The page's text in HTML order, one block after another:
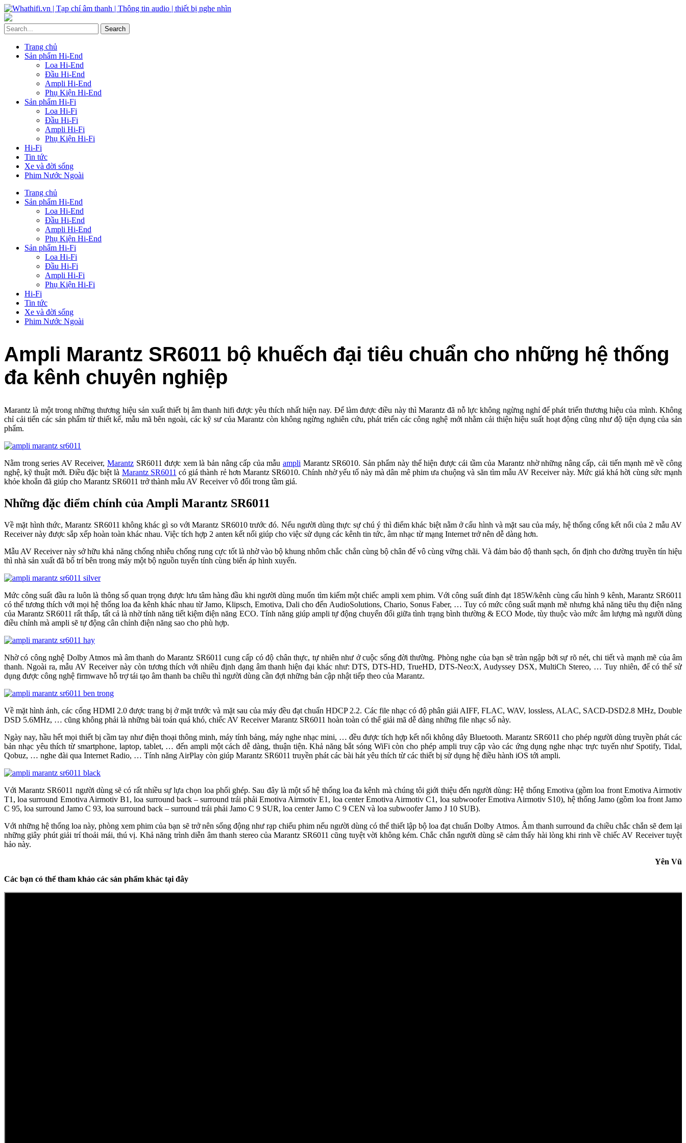
Trang chủ
Sản phẩm Hi-End
Loa Hi-End
Đầu Hi-End
Ampli Hi-End
Phụ Kiện Hi-End
Sản phẩm Hi-Fi
Loa Hi-Fi
Đầu Hi-Fi
Ampli Hi-Fi
Phụ Kiện Hi-Fi
Hi-Fi
Tin tức
Xe và đời sống
Phim Nước Ngoài
Trang chủ
Sản phẩm Hi-End
Loa Hi-End
Đầu Hi-End
Ampli Hi-End
Phụ Kiện Hi-End
Sản phẩm Hi-Fi
Loa Hi-Fi
Đầu Hi-Fi
Ampli Hi-Fi
Phụ Kiện Hi-Fi
Hi-Fi
Tin tức
Xe và đời sống
Phim Nước Ngoài
Ampli Marantz SR6011 bộ khuếch đại tiêu chuẩn cho những hệ thống
đa kênh chuyên nghiệp
Marantz là một trong những thương hiệu sản xuất thiết bị âm thanh hifi được yêu thích nhất hiện nay. Để làm được điều này thì Marantz đã nỗ lực không ngừng nghỉ để phát triển thương hiệu của mình. Không
chỉ cải tiến các sản phẩm từ thiết kế, mẫu mã bên ngoài, các kỹ sư của Marantz còn không ngừng nghiên cứu, phát triển các công nghệ mới nhằm cải thiện hiệu suất hoạt động cũng như độ tiện dụng của sản
phẩm.
Nằm trong series AV Receiver, MarantzSR6011 được xem là bản nâng cấp của mẫu ampli Marantz SR6010. Sản phẩm này thể hiện được cái tầm của Marantz nhờ những nâng cấp, cải tiến mạnh mẽ về công
nghệ, kỹ thuật mới. Điều đặc biệt là Marantz SR6011 có giá thành rẻ hơn Marantz SR6010. Chính nhờ yếu tố này mà dân mê phim ưa chuộng và săn tìm mẫu AV Receiver này. Mức giá khá hời cùng sức mạnh
khỏe khoắn đã giúp cho Marantz SR6011 trở thành mẫu AV Receiver vô đối trong tầm giá.
Những đặc điểm chính của Ampli Marantz SR6011
Về mặt hình thức, Marantz SR6011 không khác gì so với Marantz SR6010 trước đó. Nếu người dùng thực sự chú ý thì điểm khác biệt nằm ở cấu hình và mặt sau của máy, hệ thống cổng kết nối của 2 mẫu AV
Receiver này được sắp xếp hoàn toàn khác nhau. Việc tích hợp 2 anten kết nối giúp cho việc sử dụng các kênh tin tức, âm nhạc từ mạng Internet trở nên dễ dàng hơn.
Mẫu AV Receiver này sở hữu khả năng chống nhiễu chống rung cực tốt là nhờ vào bộ khung nhôm chắc chắn cùng bộ chân đế vô cùng vững chãi. Và đảm bảo độ thanh sạch, ổn định cho đường truyền tín hiệu
thì nhà sản xuất đã bố trí bên trong máy một bộ nguồn tuyến tính cùng biến áp hình xuyến.
Mức công suất đầu ra luôn là thông số quan trọng được lưu tâm hàng đầu khi người dùng muốn tìm kiếm một chiếc ampli xem phim. Với công suất đỉnh đạt 185W/kênh cùng cấu hình 9 kênh, Marantz SR6011
có thể tương thích với mọi hệ thống loa đa kênh khác nhau từ Jamo, Klipsch, Emotiva, Dali cho đến AudioSolutions, Chario, Sonus Faber, … Tuy có mức công suất mạnh mẽ nhưng khả năng tiêu thụ điện năng
của Marantz SR6011 rất thấp, tất cả là nhờ tính năng tiết kiệm điện năng ECO. Tính năng giúp ampli tự động chuyển đổi giữa tình trạng bình thường & ECO Mode, tùy thuộc vào mức âm lượng mà người dùng
điều chỉnh mà ampli sẽ tự động cân chỉnh điện năng sao cho phù hợp.
Nhờ có công nghệ Dolby Atmos mà âm thanh do Marantz SR6011 cung cấp có độ chân thực, tự nhiên như ở cuộc sống đời thường. Phòng nghe của bạn sẽ tràn ngập bởi sự rõ nét, chi tiết và mạnh mẽ của âm
thanh. Ngoài ra, mẫu AV Receiver này còn tương thích với nhiều định dạng âm thanh hiện đại khác như: DTS, DTS-HD, TrueHD, DTS-Neo:X, Audyssey DSX, MultiCh Stereo, … Tuy nhiên, để có thể sử
dụng được công nghệ firmwave hỗ trợ tái tạo âm thanh ba chiều thì người dùng cần đợi những bản cập nhật tiếp theo của Marantz.
Về mặt hình ảnh, các cổng HDMI 2.0 được trang bị ở mặt trước và mặt sau của máy đều đạt chuẩn HDCP 2.2. Các file nhạc có độ phân giải AIFF, FLAC, WAV, lossless, ALAC, SACD-DSD2.8 MHz, Double
DSD 5.6MHz, … cũng không phải là những bài toán quá khó, chiếc AV Receiver Marantz SR6011 hoàn toàn có thể giải mã dễ dàng những file nhạc số này.
Ngày nay, hầu hết mọi thiết bị cầm tay như điện thoại thông minh, máy tính bảng, máy nghe nhạc mini, … đều được tích hợp kết nối không dây Bluetooth. Marantz SR6011 cho phép người dùng truyền phát các
bản nhạc yêu thích từ smartphone, laptop, tablet, … đến ampli một cách dễ dàng, thuận tiện. Khả năng bắt sóng WiFi còn cho phép ampli truy cập vào các ứng dụng nghe nhạc trực tuyến như Spotify, Tidal,
Qobuz, … nghe đài qua Internet Radio, … Tính năng AirPlay còn giúp Marantz SR6011 truyền phát các bài hát yêu thích từ các thiết bị sử dụng hệ điều hành iOS tới ampli.
Với Marantz SR6011 người dùng sẽ có rất nhiều sự lựa chọn loa phối ghép. Sau đây là một số hệ thống loa đa kênh mà chúng tôi giới thiệu đến người dùng: Hệ thống Emotiva (gồm loa front Emotiva Airmotiv
T1, loa surround Emotiva Airmotiv B1, loa surround back – surround trái phải Emotiva Airmotiv E1, loa center Emotiva Airmotiv C1, loa subwoofer Emotiva Airmotiv S10), hệ thống Jamo (gồm loa front Jamo
C 95, loa surround Jamo C 93, loa surround back – surround trái phải Jamo C 9 SUR, loa center Jamo C 9 CEN và loa subwoofer Jamo J 10 SUB).
Với những hệ thống loa này, phòng xem phim của bạn sẽ trở nên sống động như rạp chiếu phim nếu người dùng có thể thiết lập bộ loa đạt chuẩn Dolby Atmos. Âm thanh surround đa chiều chắc chắn sẽ đem lại
những giây phút giải trí thoải mái, thú vị. Khả năng trình diễn âm thanh stereo của Marantz SR6011 cũng tuyệt vời không kém. Chắc chắn người dùng sẽ cảm thấy hài lòng khi rinh về chiếc AV Receiver tuyệt
hảo này.
Yên Vũ
Các bạn có thể tham khảo các sản phẩm khác tại đây